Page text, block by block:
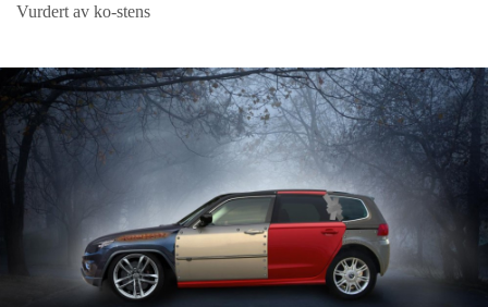
Vurdert av ko-stens